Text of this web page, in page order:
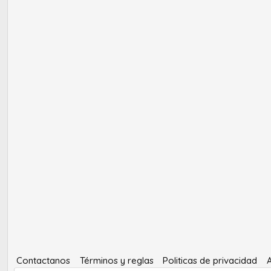
Contactanos Términos y reglas Politicas de privacidad